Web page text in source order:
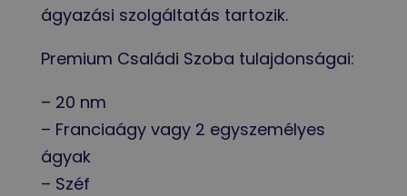
ágyazási szolgáltatás tartozik.
Premium Családi Szoba tulajdonságai:
– 20 nm
– Franciaágy vagy 2 egyszemélyes
ágyak
– Széf